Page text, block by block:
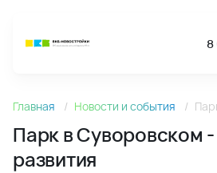
8
Новости
Главная Новости и события
Парк в Суворовском
развития